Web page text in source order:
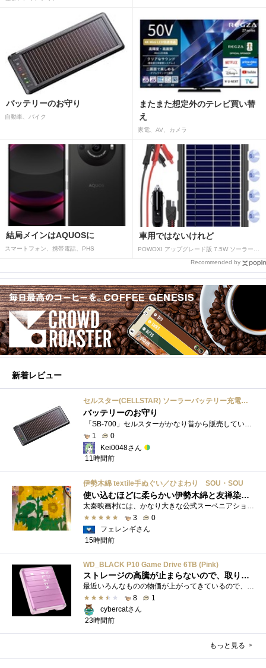
バッテリーのお守り
自動車、バイク
またまた想定外のテレビ買い替
え
家電、AV、カメラ
結局メインはAQUOSに
スマートフォン、携帯電話、PHS
車用ではないけれど
Recommended by
新着レビュー
セルスター(CELLSTAR) ソーラーバッテリー充電器 SB-700 DC12V専用
バッテリーのお守り
「SB-700」セルスターがかなり昔から販売しているソーラーチャージャーです。ガッツリ充電する用ではなく待機電力(暗電流って言うらしい)対策�...
1
0
Kei0048さん
11時間前
伊勢木綿 textile手ぬぐい／ひまわり SOU・SOU
使い込むほどに柔らかい伊勢木綿と友禅染の発色を楽しむ
太秦映画村には、かなり大きな公式スーベニアショップの他にも、江戸時代の町家風の飲食店や土産物店が軒を連ねておりました。 何かよいもの...
3
0
フェレンギさん
15時間前
WD_BLACK P10 Game Drive 6TB (Pink)
ストレージの高騰が止まらないので、取りあえず押さえた
最近いろんなものの物価が上がってきているので、値上がり自体にはビックリはしないが、PCパーツ・周辺機器関係というカテゴリーに絞ると、値...
8
1
cybercatさん
23時間前
もっと見る